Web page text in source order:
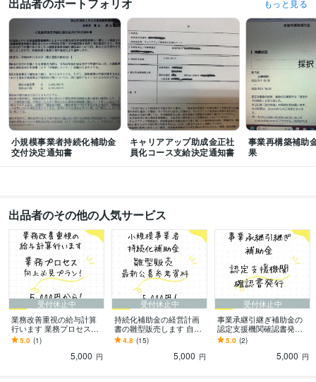
人事制度初めの一歩
問題社員対応とパワハラリスクについて
もうすぐ義
務化！介護事業所のBCP策定の実務
デジタル給与払いの詳細解説 月60超
でも大丈夫！割増賃金率引き上げ対応セミナー
2023年版 中小企業向け補
助金をサクッと解説セミナー
働き方改革推進支援セミナー
動画でサクッ
とわかる雇用調整助成金作成実務 人的資本経営の基礎知識解説セミナー
こんな時に使おう！副業・兼業支援補助金
プログラミング言語・フレームワーク
VBA:2年
ビジネス・クリエイティブツール
Moneyfoward:3年 ChatGPT:1年
もっと見る
小規模事業者持続化補助金
交付決定通知書
キャリアアップ助成金正社
員化コース支給決定通知書
事業再構築補助
果
出品者のその他の人気サービス
受付休止中
業務改善重視の給与計算
行います 業務プロセス向
上必見のプラン！
5.0 (1)
5,000 円
受付休止中
持続化補助金の経営計画
書の雛型販売します 自力
で申請可能なテンプレー
トです！
4.8 (15)
5,000 円
受付休止中
事業承継引継ぎ補助金の
認定支援機関確認書発行
します 補助金確保、スム
ーズな事業承継へ
5.0 (2)
5,000 円